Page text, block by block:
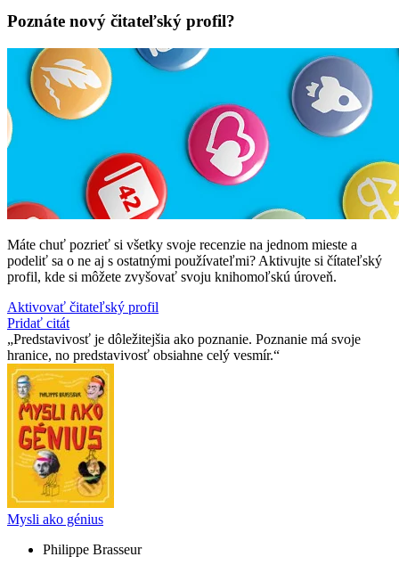
Poznáte nový čitateľský profil?
Máte chuť pozrieť si všetky svoje recenzie na jednom mieste a
podeliť sa o ne aj s ostatnými používateľmi? Aktivujte si čítateľský
profil, kde si môžete zvyšovať svoju knihomoľskú úroveň.
Aktivovať čitateľský profil
Pridať citát
Predstavivosť je dôležitejšia ako poznanie. Poznanie má svoje
hranice, no predstavivosť obsiahne celý vesmír.
Mysli ako génius
Philippe Brasseur